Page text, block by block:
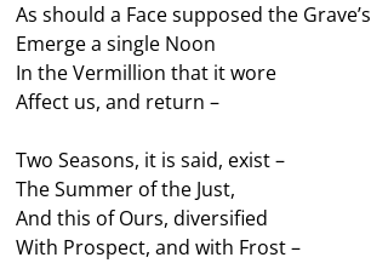
As should a Face supposed the Grave’s
Emerge a single Noon
In the Vermillion that it wore
Affect us, and return –
Two Seasons, it is said, exist –
The Summer of the Just,
And this of Ours, diversified
With Prospect, and with Frost –